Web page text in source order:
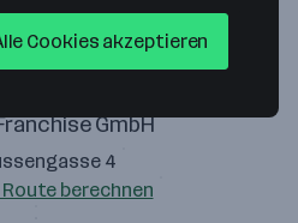
GmbH
4
Route berechnen
Cookies akzeptieren